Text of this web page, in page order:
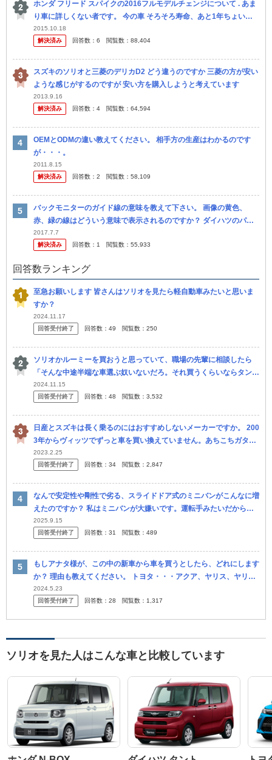
ホンダ フリード スパイクの2016フルモデルチェンジについて . あま
り車に詳しくない者です。 今の車 そろそろ寿命、あと1年ちょいで
車検切れで、車の購入を考えていますが ・荷台が広く、車中泊...
2015.10.18
解決済み
回答数： 6 閲覧数： 88,404
スズキのソリオと三菱のデリカD2 どう違うのですか 三菱の方が安い
ような感じがするのですが 安い方を購入しようと考えています
2013.9.16
解決済み
回答数： 4 閲覧数： 64,594
OEMとODMの違い教えてください。 相手方の生産はわかるのです
が・・・。
2011.8.15
解決済み
回答数： 2 閲覧数： 58,109
バックモニターのガイド線の意味を教えて下さい。 画像の黄色、
赤、緑の線はどういう意味で表示されるのですか？ ダイハツのパノ
ラマモニターやスズキの全方位ナビ、ほかのメーカーもありますが、
その中で...
2017.7.7
解決済み
回答数： 1 閲覧数： 55,933
回答数ランキング
至急お願いします 皆さんはソリオを見たら軽自動車みたいと思いま
すか？
2024.11.17
回答受付終了
回答数： 49 閲覧数： 250
ソリオかルーミーを買おうと思っていて、職場の先輩に相談したら
「そんな中途半端な車選ぶ奴いないだろ。それ買うくらいならタント
やスペーシアを買えよ。使い勝手変わらないから。」と言われまし
た。 「軽自...
2024.11.15
回答受付終了
回答数： 48 閲覧数： 3,532
日産とスズキは長く乗るのにはおすすめしないメーカーですか。 200
3年からヴィッツでずっと車を買い換えていません。あちこちガタも
きているので、今のヴィッツを廃車にして、新車を買おうと思ってい
ます。 夫
2023.2.25
回答受付終了
回答数： 34 閲覧数： 2,847
なんで安定性や剛性で劣る、スライドドア式のミニバンがこんなに増
えたのですか？ 私はミニバンが大嫌いです。運転手みたいだからで
す。 乗って走りが楽しめません。 一人で大きなトヨタアルファード
を乗り...
2025.9.15
回答受付終了
回答数： 31 閲覧数： 489
もしアナタ様が、この中の新車から車を買うとしたら、どれにします
か？ 理由も教えてください。 トヨタ・・・アクア、ヤリス、ヤリス
クロス、ルーミー、パッソ、ライズ。 日産・・・・ノート、ノート
オ...
2024.5.23
回答受付終了
回答数： 28 閲覧数： 1,317
ソリオを見た人はこんな車と比較しています